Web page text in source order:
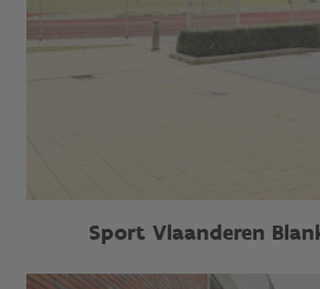
Sport Vlaanderen